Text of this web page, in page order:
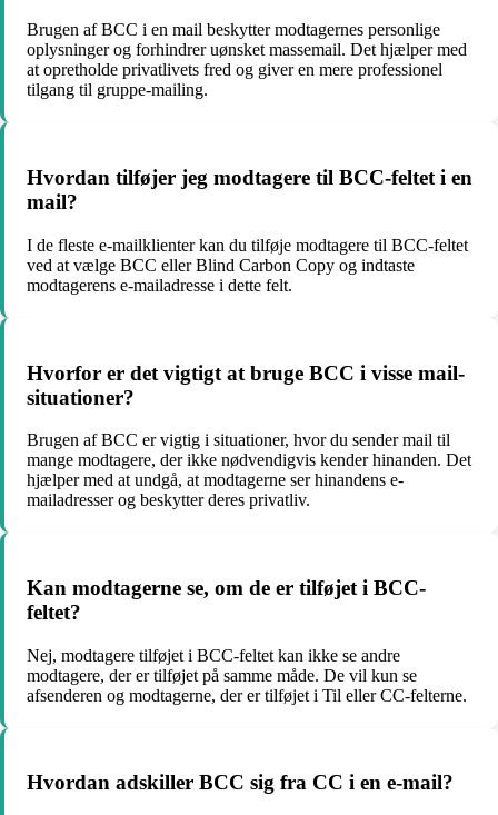
Brugen af BCC i en mail beskytter modtagernes personlige
oplysninger og forhindrer uønsket massemail. Det hjælper med
at opretholde privatlivets fred og giver en mere professionel
tilgang til gruppe-mailing.
Hvordan tilføjer jeg modtagere til BCC-feltet i en
mail?
I de fleste e-mailklienter kan du tilføje modtagere til BCC-feltet
ved at vælge BCC eller Blind Carbon Copy og indtaste
modtagerens e-mailadresse i dette felt.
Hvorfor er det vigtigt at bruge BCC i visse mail-
situationer?
Brugen af BCC er vigtig i situationer, hvor du sender mail til
mange modtagere, der ikke nødvendigvis kender hinanden. Det
hjælper med at undgå, at modtagerne ser hinandens e-
mailadresser og beskytter deres privatliv.
Kan modtagerne se, om de er tilføjet i BCC-
feltet?
Nej, modtagere tilføjet i BCC-feltet kan ikke se andre
modtagere, der er tilføjet på samme måde. De vil kun se
afsenderen og modtagerne, der er tilføjet i Til eller CC-felterne.
Hvordan adskiller BCC sig fra CC i en e-mail?